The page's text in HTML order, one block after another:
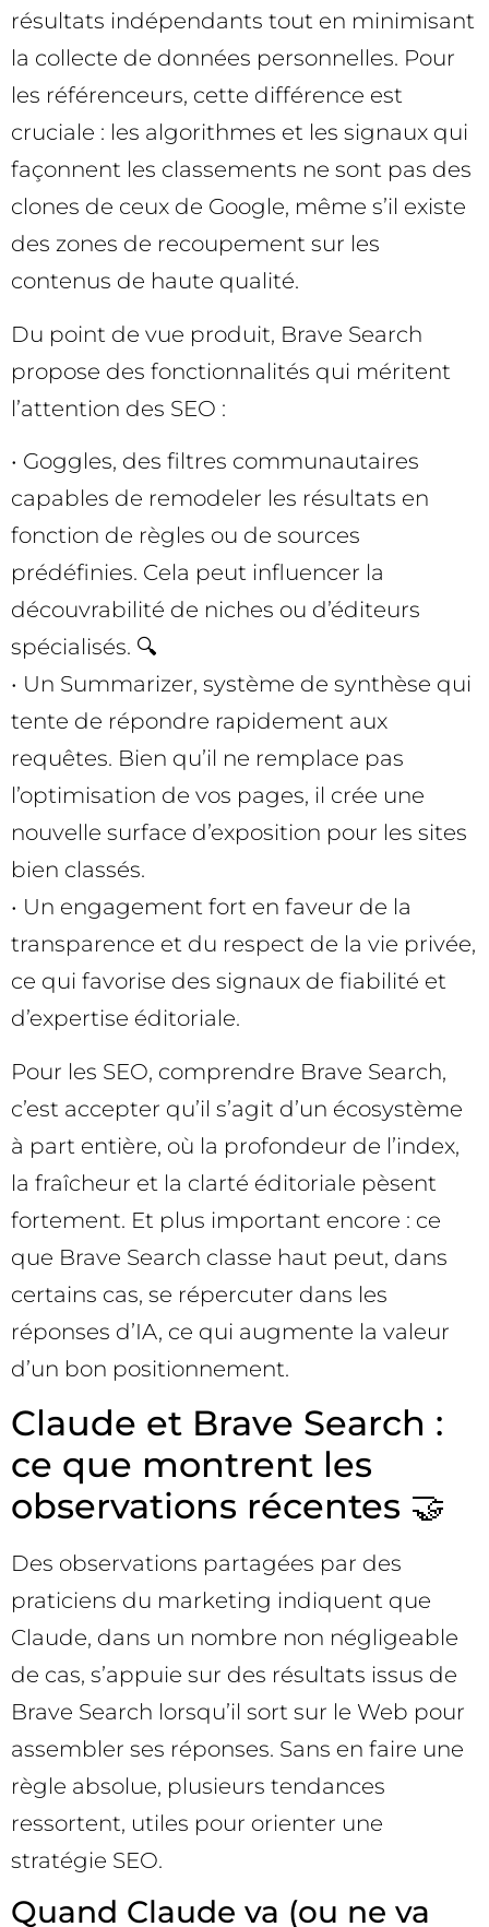
résultats indépendants tout en minimisant
la collecte de données personnelles. Pour
les référenceurs, cette différence est
cruciale : les algorithmes et les signaux qui
façonnent les classements ne sont pas des
clones de ceux de Google, même s’il existe
des zones de recoupement sur les
contenus de haute qualité.
Du point de vue produit, Brave Search
propose des fonctionnalités qui méritent
l’attention des SEO :
• Goggles, des filtres communautaires
capables de remodeler les résultats en
fonction de règles ou de sources
prédéfinies. Cela peut influencer la
découvrabilité de niches ou d’éditeurs
spécialisés. 🔍
• Un Summarizer, système de synthèse qui
tente de répondre rapidement aux
requêtes. Bien qu’il ne remplace pas
l’optimisation de vos pages, il crée une
nouvelle surface d’exposition pour les sites
bien classés.
• Un engagement fort en faveur de la
transparence et du respect de la vie privée,
ce qui favorise des signaux de fiabilité et
d’expertise éditoriale.
Pour les SEO, comprendre Brave Search,
c’est accepter qu’il s’agit d’un écosystème
à part entière, où la profondeur de l’index,
la fraîcheur et la clarté éditoriale pèsent
fortement. Et plus important encore : ce
que Brave Search classe haut peut, dans
certains cas, se répercuter dans les
réponses d’IA, ce qui augmente la valeur
d’un bon positionnement.
Claude et Brave Search :
ce que montrent les
observations récentes 🤝
Des observations partagées par des
praticiens du marketing indiquent que
Claude, dans un nombre non négligeable
de cas, s’appuie sur des résultats issus de
Brave Search lorsqu’il sort sur le Web pour
assembler ses réponses. Sans en faire une
règle absolue, plusieurs tendances
ressortent, utiles pour orienter une
stratégie SEO.
Quand Claude va (ou ne va